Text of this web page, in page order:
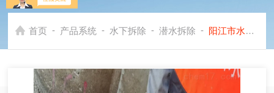
首页 - 产品系统 - 水下拆除 - 潜水拆除 - 阳江市水下拆除公司